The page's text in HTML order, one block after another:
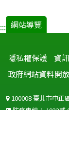
::: 網站導覽
隱私權保護 資
政府網站資料開
100008 臺北市中正
防疫專線：1922或